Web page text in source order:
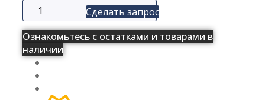
Сделать запрос
Ознакомьтесь с остатками и товарами в
наличии